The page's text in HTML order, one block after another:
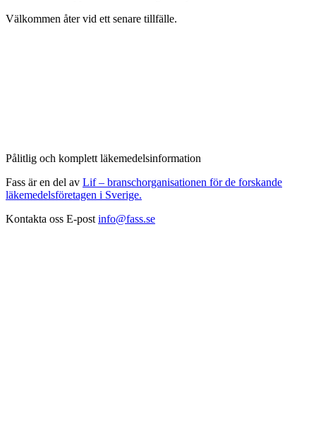
Välkommen åter vid ett senare tillfälle.
Pålitlig och komplett läkemedelsinformation
Fass är en del av Lif – branschorganisationen för de forskande
läkemedelsföretagen i Sverige.
Kontakta oss E-post info@fass.se